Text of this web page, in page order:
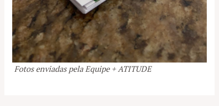
Fotos enviadas pela Equipe + ATITUDE